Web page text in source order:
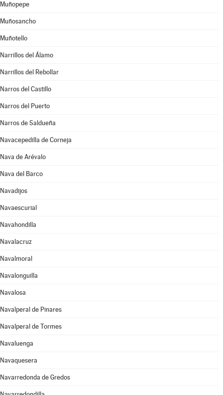
Muñopepe
Muñosancho
Muñotello
Narrillos del Álamo
Narrillos del Rebollar
Narros del Castillo
Narros del Puerto
Narros de Saldueña
Navacepedilla de Corneja
Nava de Arévalo
Nava del Barco
Navadijos
Navaescurial
Navahondilla
Navalacruz
Navalmoral
Navalonguilla
Navalosa
Navalperal de Pinares
Navalperal de Tormes
Navaluenga
Navaquesera
Navarredonda de Gredos